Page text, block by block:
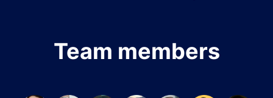
Team members